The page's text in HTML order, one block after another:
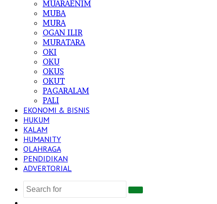
MUARAENIM
MUBA
MURA
OGAN ILIR
MURATARA
OKI
OKU
OKUS
OKUT
PAGARALAM
PALI
EKONOMI & BISNIS
HUKUM
KALAM
HUMANITY
OLAHRAGA
PENDIDIKAN
ADVERTORIAL
Search